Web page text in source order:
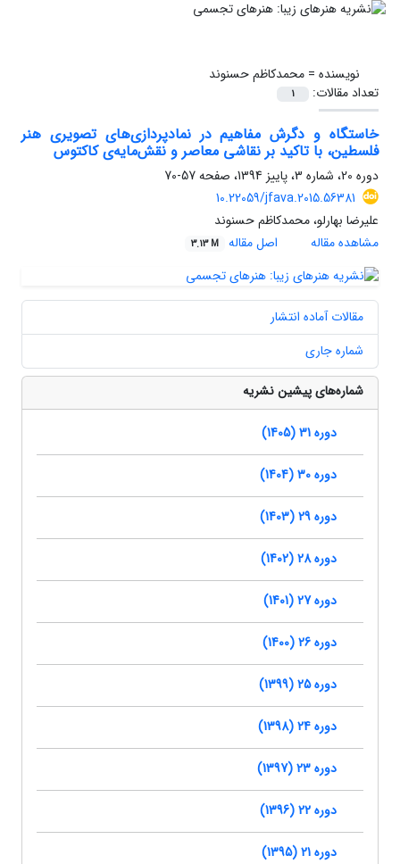
نویسنده =محمدکاظم حسنوند
تعداد مقالات:
1
خاستگاه و دگرش مفاهیم در نمادپردازی‌های تصویری هنر
فلسطین، با تاکید بر نقاشی معاصر و نقش‌مایه‌ی کاکتوس
دوره 20، شماره 3، پاییز 1394، صفحه
57-70
10.22059/jfava.2015.56381
علیرضا بهارلو، محمدکاظم حسنوند
مشاهده مقاله
اصل مقاله 3.13 M
مقالات آماده انتشار
شماره جاری
شماره‌های پیشین نشریه
دوره 31 (1405)
دوره 30 (1404)
دوره 29 (1403)
دوره 28 (1402)
دوره 27 (1401)
دوره 26 (1400)
دوره 25 (1399)
دوره 24 (1398)
دوره 23 (1397)
دوره 22 (1396)
دوره 21 (1395)